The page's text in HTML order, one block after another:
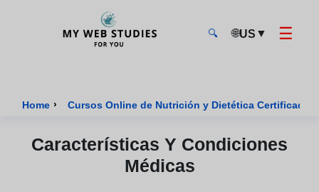
🔍 🌐US ▼ ☰
Home › Cursos Online de Nutrición y Dietética Certificados
Características Y Condiciones
Médicas